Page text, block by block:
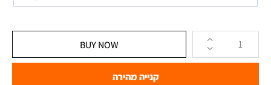
BUY NOW
קנייה מהירה